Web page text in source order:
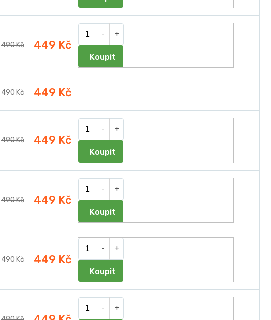
490 Kč 449 Kč
Do košíku
490 Kč 449 Kč
490 Kč 449 Kč
Do košíku
490 Kč 449 Kč
Do košíku
490 Kč 449 Kč
Do košíku